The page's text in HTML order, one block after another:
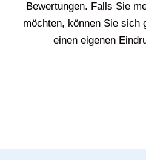
Bewertungen. Falls Sie
möchten, können Sie sich
einen eigenen